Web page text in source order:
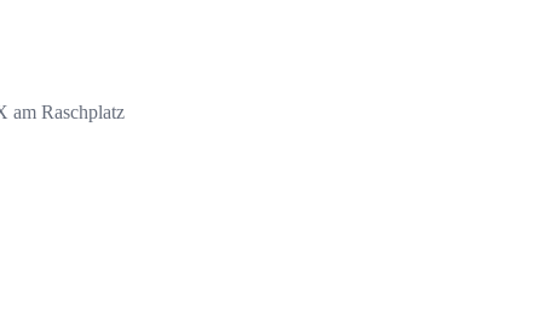
am Raschplatz